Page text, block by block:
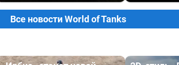
Все новости World of Tanks